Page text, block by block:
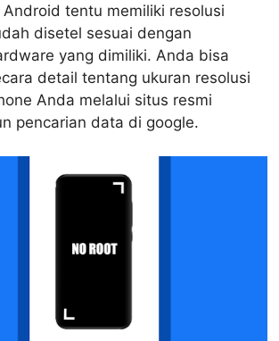
tentu memiliki resolusi
disetel sesuai dengan
yang dimiliki. Anda bisa
detail tentang ukuran resolusi
Anda melalui situs resmi
pencarian data di google.